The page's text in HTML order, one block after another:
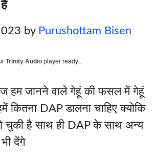
by Purushottam Bisen
Trinity Audio player ready...
हम जानने वाले गेहूं की फसल में गेहूं
कितना DAP डालना चाहिए क्योकि
चुकी है साथ ही DAP के साथ अन्य
देंगे